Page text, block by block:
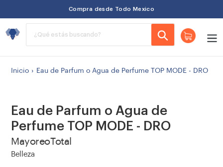
directamente
al
contenido
Compra desde Todo Mexico
Buscar
Carrito
Inicio › Eau de Parfum o Agua de Perfume TOP MODE - DRO
Eau de Parfum o Agua de
Perfume TOP MODE - DRO
Vendedor
MayoreoTotal
Tipo
Belleza